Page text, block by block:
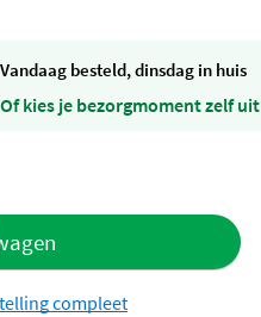
vandaag besteld, dinsdag in huis
Of kies je bezorgmoment zelf uit
compleet